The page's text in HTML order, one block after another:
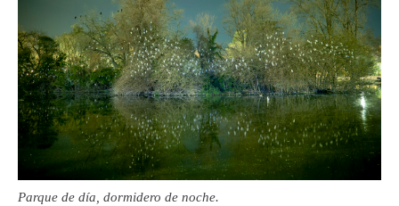
Parque de día, dormidero de noche.